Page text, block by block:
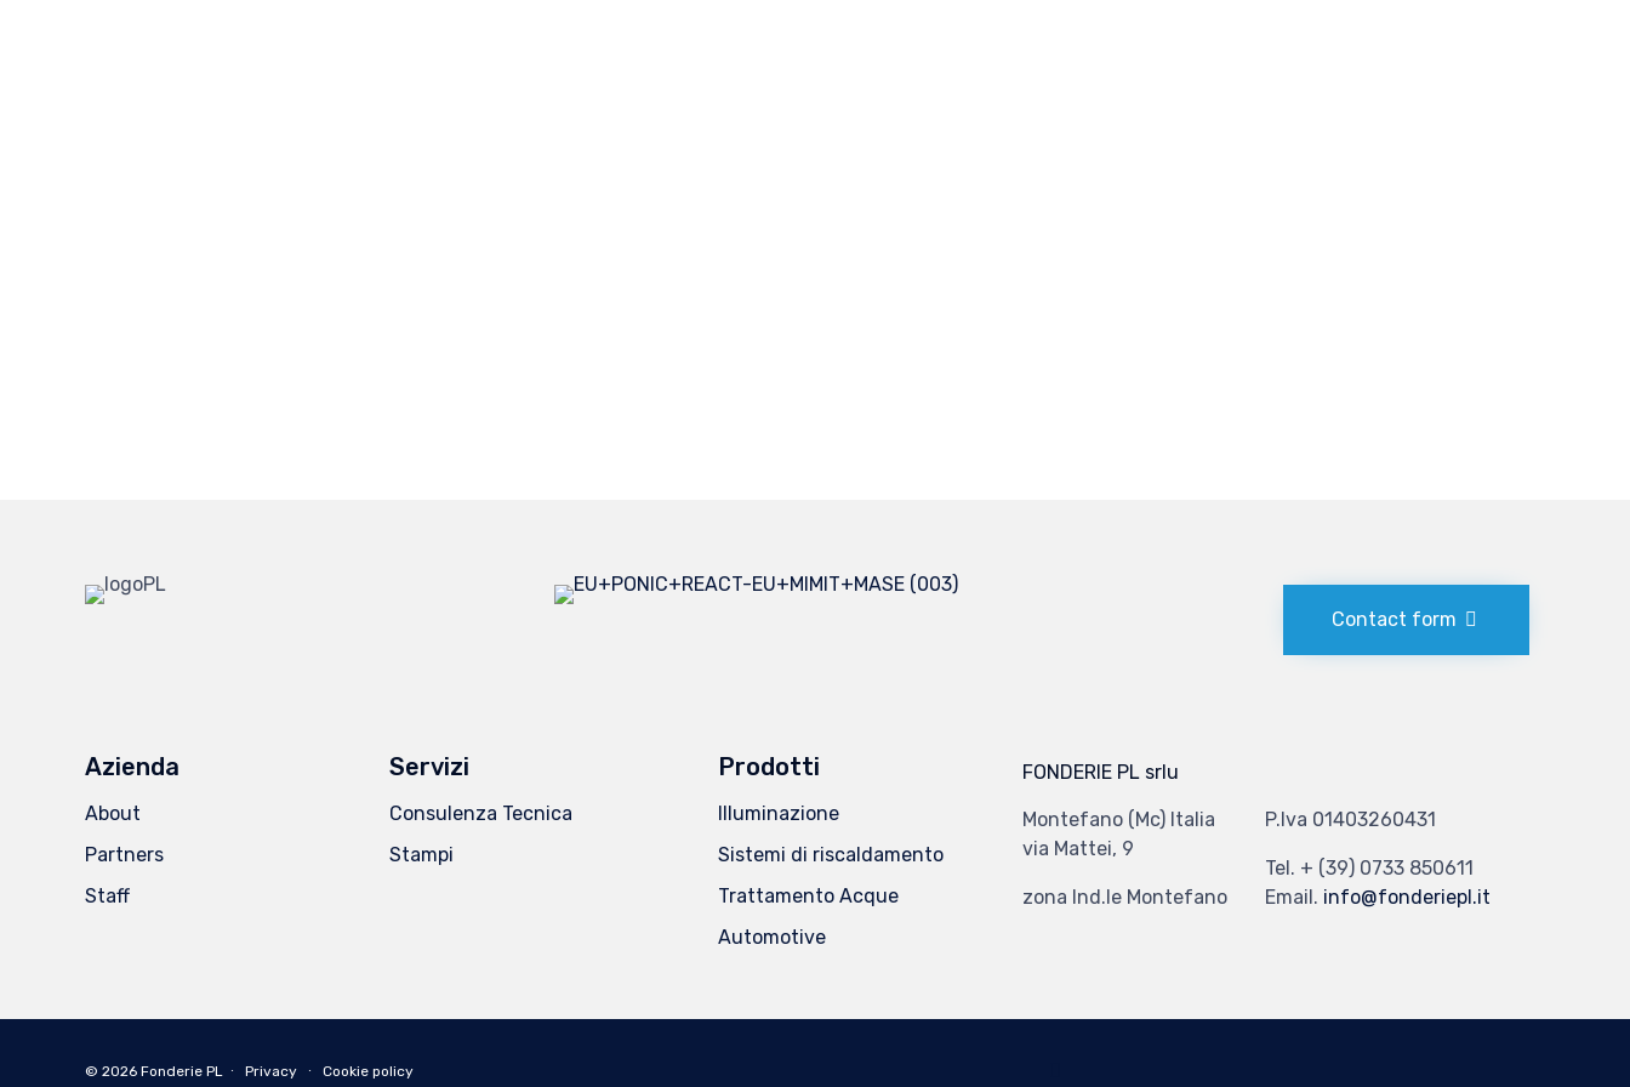
Contact form
Azienda
About
Partners
Staff
Servizi
Consulenza Tecnica
Stampi
Prodotti
Illuminazione
Sistemi di riscaldamento
Trattamento Acque
Automotive
FONDERIE PL srlu
Montefano (Mc) Italia
via Mattei, 9
zona Ind.le Montefano
P.Iva 01403260431
Tel. + (39) 0733 850611
Email. info@fonderiepl.it
© 2026 Fonderie PL ∙ Privacy ∙ Cookie policy